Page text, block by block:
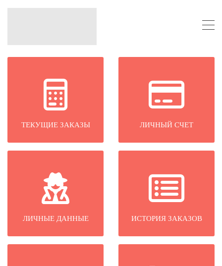
ТЕКУЩИЕ ЗАКАЗЫ ЛИЧНЫЙ СЧЕТ
ЛИЧНЫЕ ДАННЫЕ ИСТОРИЯ ЗАКАЗОВ